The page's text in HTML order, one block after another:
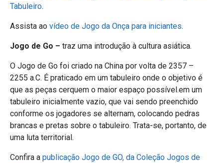
Tabuleiro.
Assista ao vídeo de Jogo da Onça para iniciantes.
Jogo de Go – traz uma introdução à cultura asiática.
O Jogo de Go foi criado na China por volta de 2357 –
2255 a.C. É praticado em um tabuleiro onde o objetivo é
que as peças cerquem o maior espaço possível.em um
tabuleiro inicialmente vazio, que vai sendo preenchido
conforme os jogadores se alternam, colocando pedras
brancas e pretas sobre o tabuleiro. Trata-se, portanto, de
uma luta territorial.
Confira a publicação Jogo de GO, da Coleção Jogos de